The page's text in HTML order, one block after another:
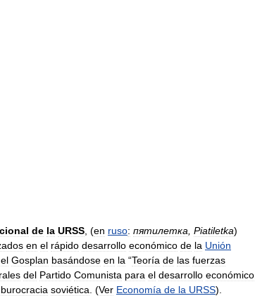
de la URSS , (en ruso: пятилетка Piatiletka)
en el rápido desarrollo económico de la Unión
el Gosplan basándose en la “Teoría de las fuerzas
del Partido Comunista para el desarrollo económico
burocracia soviética . (Ver Economía de la URSS).